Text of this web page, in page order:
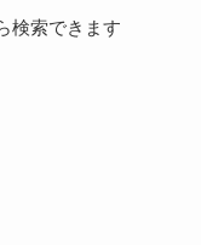
検索できます